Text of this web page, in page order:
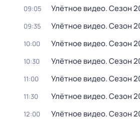
09:05 Улётное видео. Сезон
09:35 Улётное видео. Сезон
10:00 Улётное видео. Сезон
10:30 Улётное видео. Сезон
11:00 Улётное видео. Сезон
11:30 Улётное видео. Сезон
12:00 Улётное видео. Сезон